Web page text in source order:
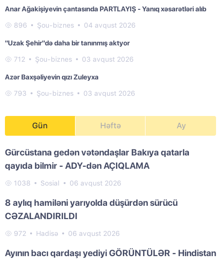
Anar Ağakişiyevin çantasında PARTLAYIŞ - Yanıq xəsarətləri alıb
896 Şou-biznes 04 avqust 2026
"Uzak Şehir"də daha bir tanınmış aktyor
712 Şou-biznes 03 avqust 2026
Azər Baxşəliyevin qızı Zuleyxa
793 Şou-biznes 03 avqust 2026
Gün Həftə Ay
Gürcüstana gedən vətəndaşlar Bakıya qatarla
qayıda bilmir - ADY-dən AÇIQLAMA
1038 Sosial 06 avqust 2026
8 aylıq hamiləni yarıyolda düşürdən sürücü
CƏZALANDIRILDI
972 Hadisə 06 avqust 2026
Ayının bacı qardaşı yediyi GÖRÜNTÜLƏR - Hindistan